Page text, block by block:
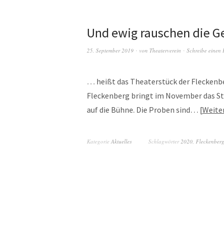
Und ewig rauschen die
25. September 2019 von Theaterverein Schreibe einen
… heißt das Theaterstück der
Fleckenberg bringt im November das
auf die Bühne. Die Proben sind…
Kategorie Aktuelles Schlagwörter2020, Fleckenberg